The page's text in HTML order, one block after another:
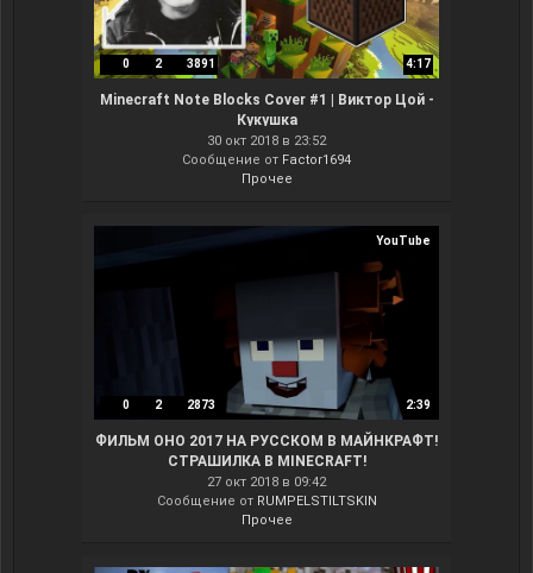
0 2 3891 4:17
Minecraft Note Blocks Cover #1 | Виктор Цой -
Кукушка
30 окт 2018 в 23:52
Сообщение от Factor1694
Прочее
YouTube
0 2 2873 2:39
ФИЛЬМ ОНО 2017 НА РУССКОМ В МАЙНКРАФТ!
СТРАШИЛКА В MINECRAFT!
27 окт 2018 в 09:42
Сообщение от RUMPELSTILTSKIN
Прочее